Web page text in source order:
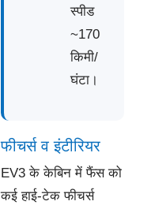
स्पीड
~170
किमी/
घंटा।
फीचर्स व इंटीरियर
EV3 के केबिन में फैंस को
कई हाई-टेक फीचर्स